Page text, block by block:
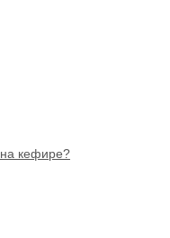
на кефире?